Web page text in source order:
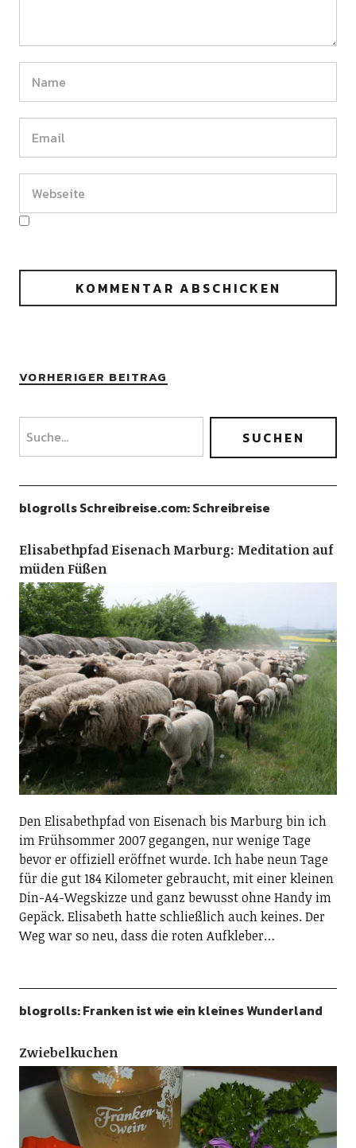
VORHERIGER BEITRAG
blogrolls Schreibreise.com: Schreibreise
Elisabethpfad Eisenach Marburg: Meditation auf
müden Füßen
Den Elisabethpfad von Eisenach bis Marburg bin ich
im Frühsommer 2007 gegangen, nur wenige Tage
bevor er offiziell eröffnet wurde. Ich habe neun Tage
für die gut 184 Kilometer gebraucht, mit einer kleinen
Din-A4-Wegskizze und ganz bewusst ohne Handy im
Gepäck. Elisabeth hatte schließlich auch keines. Der
Weg war so neu, dass die roten Aufkleber…
blogrolls: Franken ist wie ein kleines Wunderland
Zwiebelkuchen